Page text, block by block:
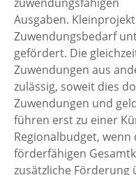
Ausgaben.
Zuwendungsbedarf
gefördert. Die
Zuwendungen aus
zulässig, soweit dies
Zuwendungen und
führen erst zu einer
Regionalbudget,
förderfähigen
zusätzliche Förderung